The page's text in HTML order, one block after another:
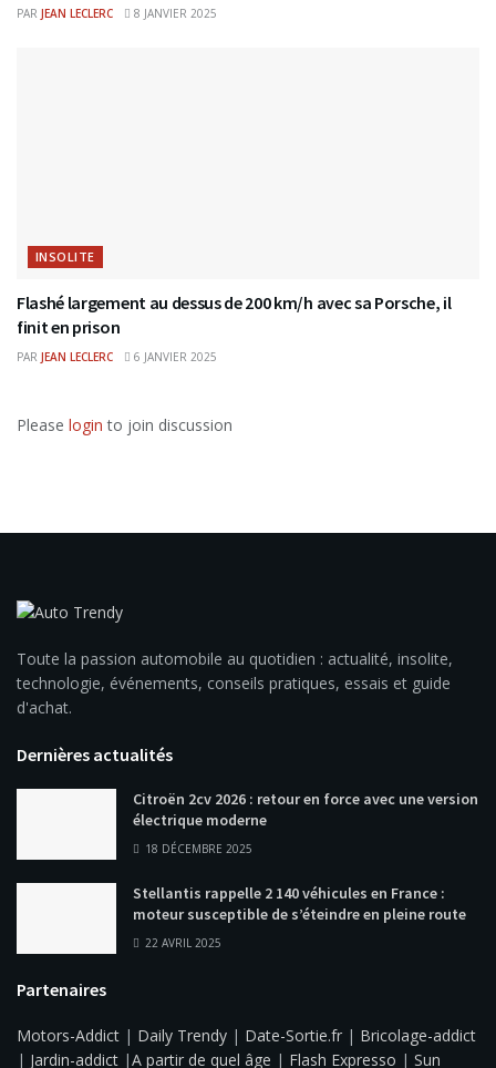
PAR JEAN LECLERC 8 JANVIER 2025
INSOLITE
Flashé largement au dessus de 200 km/h avec sa Porsche, il
finit en prison
PAR JEAN LECLERC 6 JANVIER 2025
Please login to join discussion
Toute la passion automobile au quotidien : actualité, insolite,
technologie, événements, conseils pratiques, essais et guide
d'achat.
Dernières actualités
Citroën 2cv 2026 : retour en force avec une version
électrique moderne
18 DÉCEMBRE 2025
Stellantis rappelle 2 140 véhicules en France :
moteur susceptible de s’éteindre en pleine route
22 AVRIL 2025
Partenaires
Motors-Addict | Daily Trendy | Date-Sortie.fr | Bricolage-addict
| Jardin-addict |A partir de quel âge | Flash Expresso | Sun